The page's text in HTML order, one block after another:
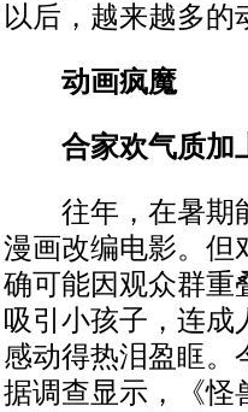
以后，越来越多
动画疯魔
合家欢气质加
往年，在暑期
漫画改编电影。但
确可能因观众群重
吸引小孩子，连成
感动得热泪盈眶。
据调查显示，《怪